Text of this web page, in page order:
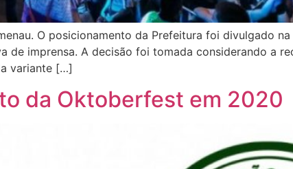
O posicionamento da Prefeitura foi divulgado
imprensa. A decisão foi tomada considerando a
variante […]
da Oktoberfest em 2020